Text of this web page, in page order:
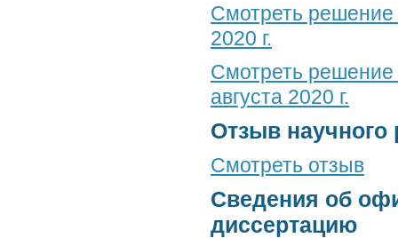
Смотреть
2020 г.
Смотреть
августа 2020 г.
Отзыв научного
Смотреть отзыв
Сведения об
диссертацию